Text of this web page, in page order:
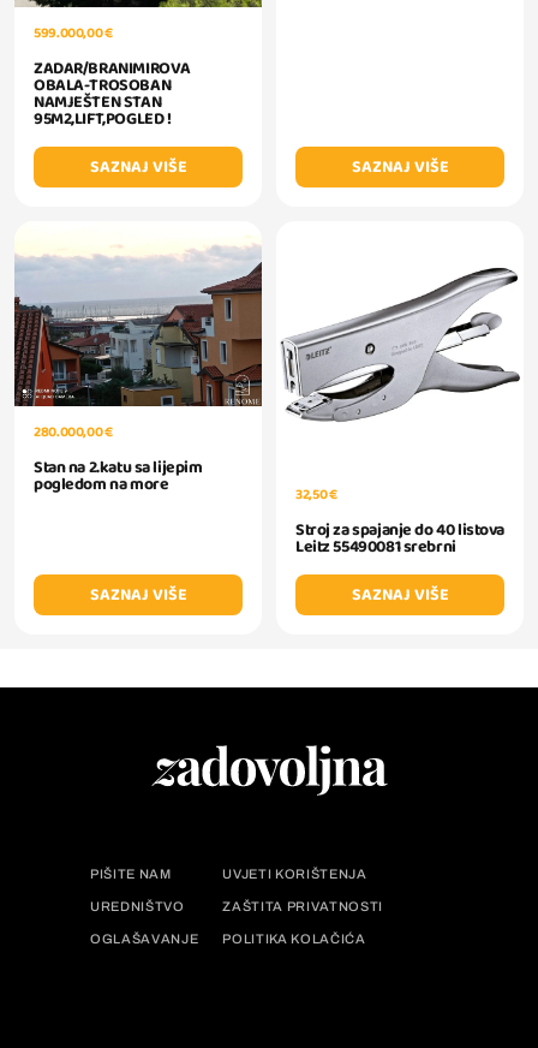
599.000,00 €
ZADAR/BRANIMIROVA
OBALA-TROSOBAN
NAMJEŠTEN STAN
95M2,LIFT,POGLED !
SAZNAJ VIŠE
SAZNAJ VIŠE
280.000,00 €
Stan na 2.katu sa lijepim
pogledom na more
SAZNAJ VIŠE
32,50 €
Stroj za spajanje do 40 listova
Leitz 55490081 srebrni
SAZNAJ VIŠE
PIŠITE NAM UVJETI KORIŠTENJA
UREDNIŠTVO ZAŠTITA PRIVATNOSTI
OGLAŠAVANJE POLITIKA KOLAČIĆA